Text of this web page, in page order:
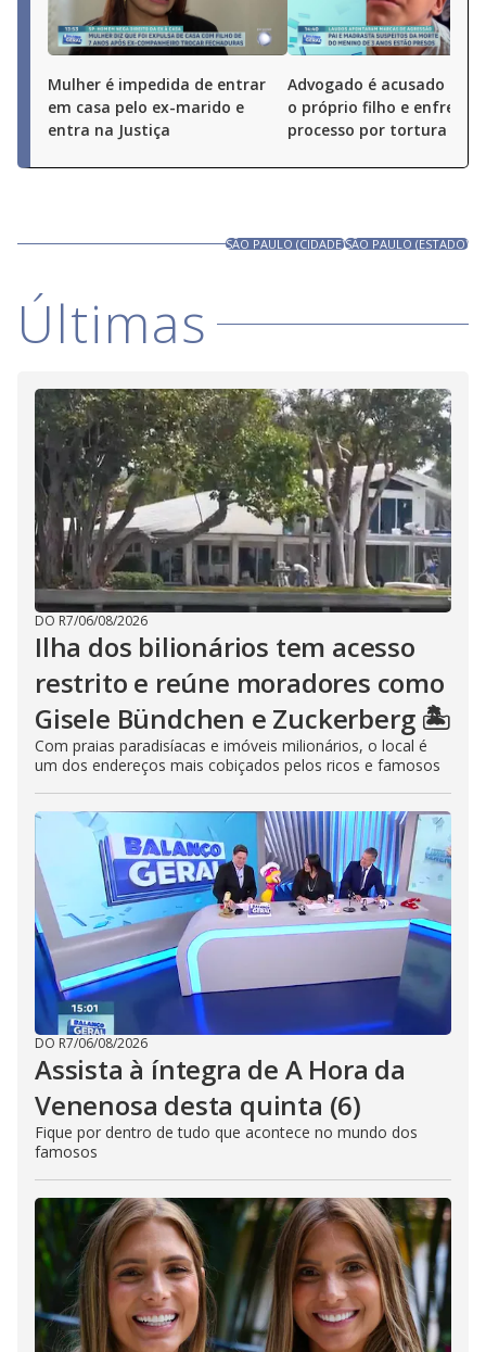
Mulher é impedida de entrar
em casa pelo ex-marido e
entra na Justiça
Advogado é acusado de
o próprio filho e enfrenta
processo por tortura
SÃO PAULO (CIDADE)SÃO PAULO (ESTADO)
Últimas
DO R7/06/08/2026
Ilha dos bilionários tem acesso
restrito e reúne moradores como
Gisele Bündchen e Zuckerberg 🏝️
Com praias paradisíacas e imóveis milionários, o local é
um dos endereços mais cobiçados pelos ricos e famosos
DO R7/06/08/2026
Assista à íntegra de A Hora da
Venenosa desta quinta (6)
Fique por dentro de tudo que acontece no mundo dos
famosos